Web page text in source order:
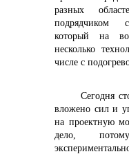
разных
подрядчиком
который на
несколько
числе с
Сегодня
вложено сил и
на проектную
дело,